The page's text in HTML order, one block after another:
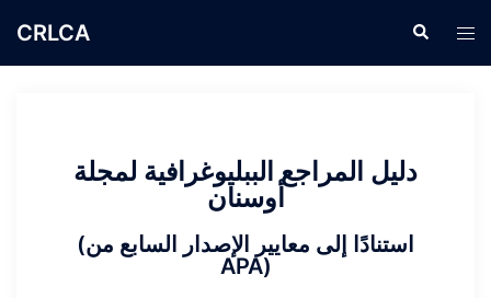
CRLCA
دليل المراجع الببليوغرافية لمجلة
أوسنان
(استنادًا إلى معايير الإصدار السابع من
APA)